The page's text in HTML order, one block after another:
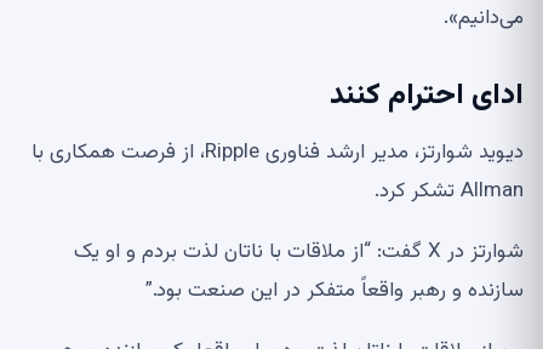
می‌دانیم».
ادای احترام کنند
دیوید شوارتز، مدیر ارشد فناوری Ripple، از فرصت همکاری با
Allman تشکر کرد.
شوارتز در X گفت: “از ملاقات با ناتان لذت بردم و او یک
سازنده و رهبر واقعاً متفکر در این صنعت بود.”